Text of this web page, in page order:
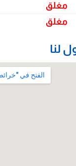
لتعزيز الشفافية.
تدعم صُنّاع القرار.
مغلق
مغلق
لنا